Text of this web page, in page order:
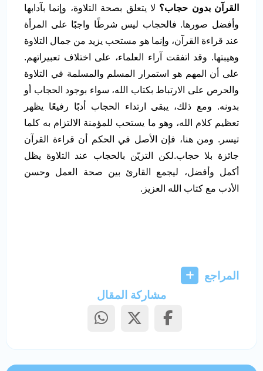
القرآن بدون حجاب؟ لا يتعلق بصحة التلاوة، وإنما بآدابها
وأفضل صورها. فالحجاب ليس شرطًا واجبًا على المرأة
عند قراءة القرآن، وإنما هو مستحب يزيد من جمال التلاوة
وهيبتها. وقد اتفقت آراء العلماء، على اختلاف تعبيراتهم.
على أن المهم هو استمرار المسلم والمسلمة في التلاوة
والحرص على الارتباط بكتاب الله، سواء بوجود الحجاب أو
بدونه. ومع ذلك، يبقى ارتداء الحجاب أدبًا رفيعًا يظهر
تعظيم كلام الله، وهو ما يستحب للمؤمنة الالتزام به كلما
تيسر. ومن هنا، فإن الأصل في الحكم أن قراءة القرآن
جائزة بلا حجاب.لكن التزيّن بالحجاب عند التلاوة يظل
أكمل وأفضل، ليجمع القارئ بين صحة العمل وحسن
الأدب مع كتاب الله العزيز.
المراجع
مشاركة المقال